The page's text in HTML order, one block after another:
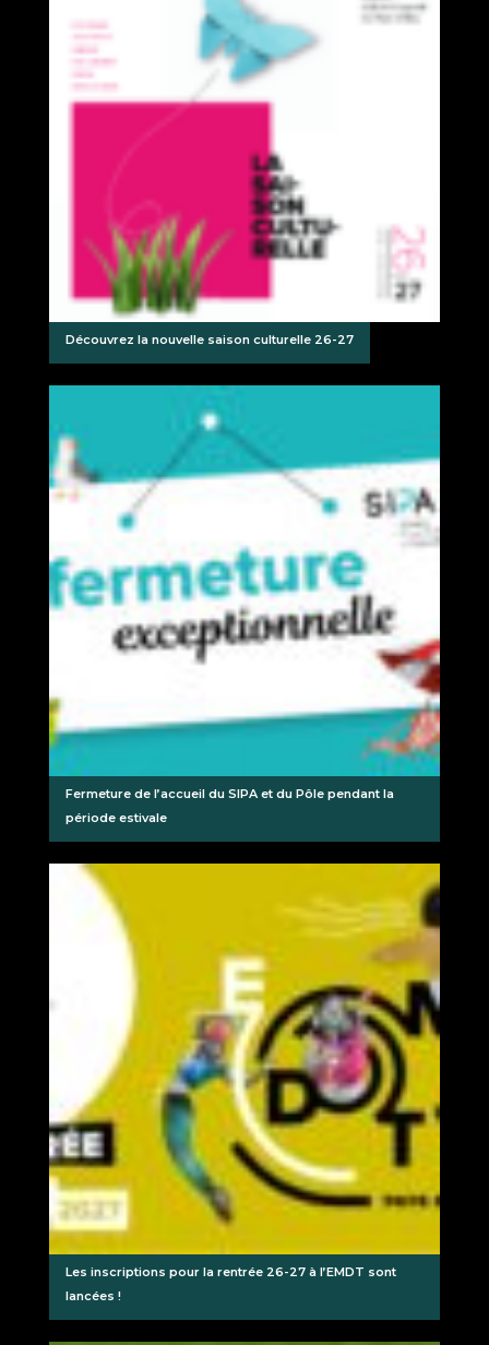
Découvrez la nouvelle saison culturelle 26-27
Fermeture de l’accueil du SIPA et du Pôle pendant la
période estivale
Les inscriptions pour la rentrée 26-27 à l’EMDT sont
lancées !